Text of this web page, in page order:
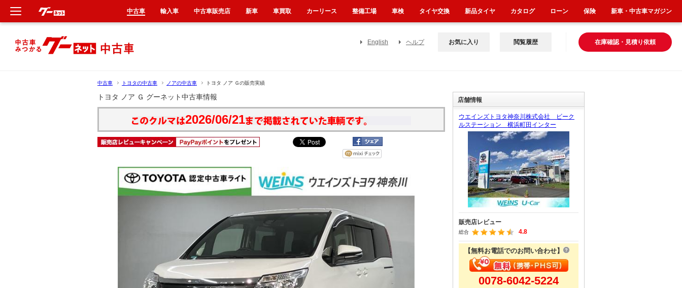
English ヘルプ 在庫確認・見積り依頼
お気に入り 閲覧履歴
中古車 トヨタの中古車 ノアの中古車 トヨタ ノア Ｇの販売実績
トヨタ ノア Ｇ グーネット中古車情報
2026/06/21
店舗情報
ウエインズトヨタ神奈川株式会社 ビーク
ルステーション 横浜町田インター
販売店レビュー
総合 4.8
【無料お電話でのお問い合わせ】
0078-6042-5224
中古車 輸入車 中古車販売店 新車 車買取 カーリース 整備工場 車検 タイヤ交換 新品タイヤ カタログ ローン 保険 新車・中古車マガジン
新車